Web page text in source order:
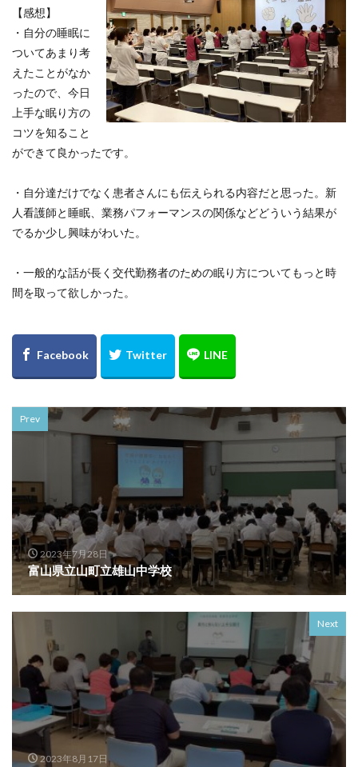
【感想】
・自分の睡眠に
ついてあまり考
えたことがなか
ったので、今日
上手な眠り方の
コツを知ること
ができて良かったです。
・自分達だけでなく患者さんにも伝えられる内容だと思った。新
人看護師と睡眠、業務パフォーマンスの関係などどういう結果が
でるか少し興味がわいた。
・一般的な話が長く交代勤務者のための眠り方についてもっと時
間を取って欲しかった。
Prev
2023年7月28日
富山県立山町立雄山中学校
Next
2023年8月17日